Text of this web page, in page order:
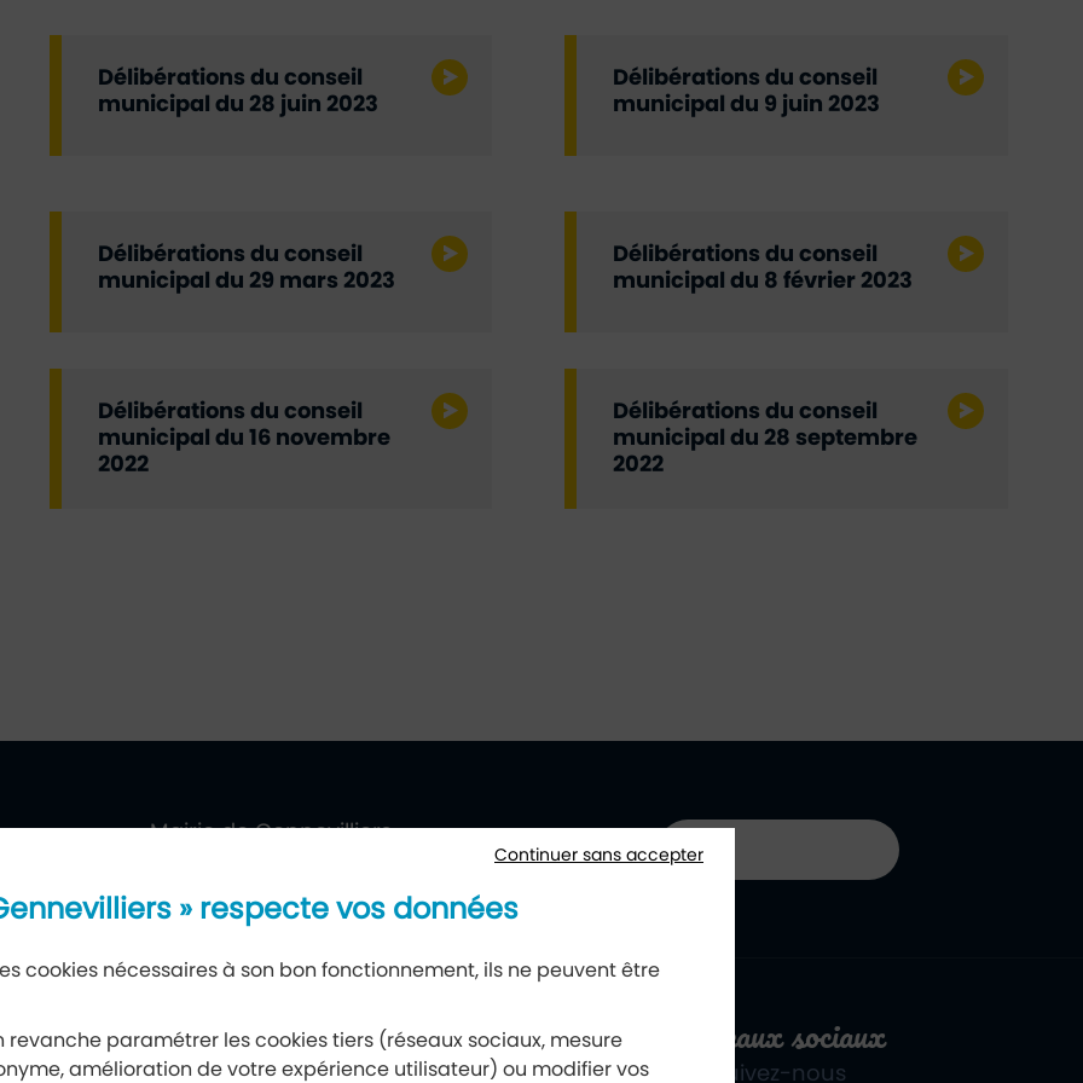
Délibérations du conseil
municipal du 28 juin 2023
Délibérations du conseil
municipal du 9 juin 2023
Délibérations du conseil
municipal du 29 mars 2023
Délibérations du conseil
municipal du 8 février 2023
Délibérations du conseil
municipal du 16 novembre
2022
Délibérations du conseil
municipal du 28 septembre
2022
Mairie de Gennevilliers
177, avenue Gabriel-Péri, 92230 Gennevilliers
Newsletter Réseaux sociaux
Suivez-nous
Continuer sans accepter
» respecte vos données
cookies nécessaires à son bon fonctionnement, ils ne peuvent être
revanche paramétrer les cookies tiers (réseaux sociaux, mesure
amélioration de votre expérience utilisateur) ou modifier vos